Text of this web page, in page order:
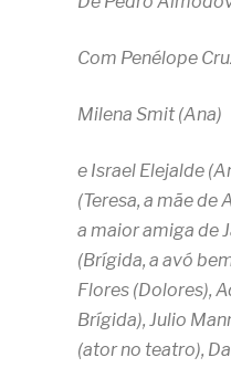
Com Penélope
Milena Smit (Ana)
e Israel Elejalde
(Teresa, a mãe de
a maior amiga de
(Brígida, a avó
Flores (Dolores),
Brígida), Julio
(ator no teatro),